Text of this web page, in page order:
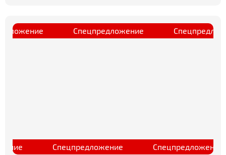
Спецпредложение
Спецпредложение Спецпредложение